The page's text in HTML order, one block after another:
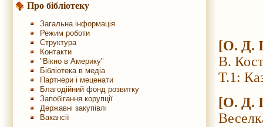
Про бібліотеку
Загальна інформація
Режим роботи
Структура
Контакти
"Вікно в Америку"
Бібліотека в медіа
Партнери і меценати
Благодійний фонд розвитку
Запобігання корупції
Державні закупівлі
Вакансії
[О. Д.
В.
Т.1:
[О. Д.